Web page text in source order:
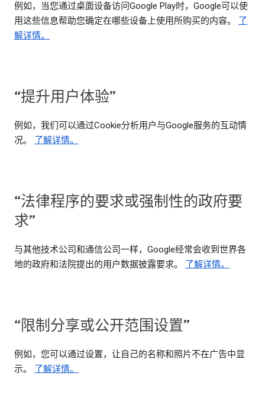
例如，当您通过桌面设备访问Google Play时，Google可以使
用这些信息帮助您确定在哪些设备上使用所购买的内容。 了
解详情。
“提升用户体验”
例如，我们可以通过Cookie分析用户与Google服务的互动情
况。 了解详情。
“法律程序的要求或强制性的政府要
求”
与其他技术公司和通信公司一样，Google经常会收到世界各
地的政府和法院提出的用户数据披露要求。 了解详情。
“限制分享或公开范围设置”
例如，您可以通过设置，让自己的名称和照片不在广告中显
示。 了解详情。